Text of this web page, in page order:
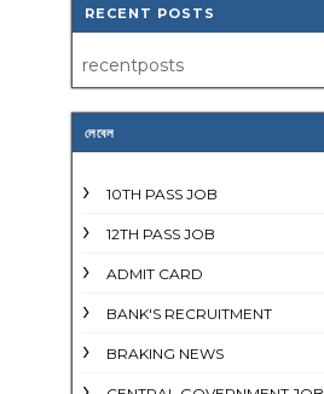
RECENT POSTS
recentposts
লেবেল
10TH PASS JOB
12TH PASS JOB
ADMIT CARD
BANK'S RECRUITMENT
BRAKING NEWS